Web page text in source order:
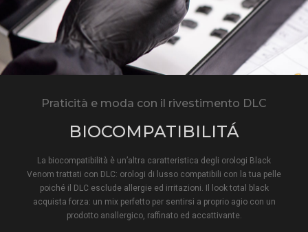
Praticità e moda con il rivestimento DLC
BIOCOMPATIBILITÁ
La biocompatibilità è un’altra caratteristica degli orologi Black
Venom trattati con DLC: orologi di lusso compatibili con la tua pelle
poiché il DLC esclude allergie ed irritazioni. Il look total black
acquista forza: un mix perfetto per sentirsi a proprio agio con un
prodotto anallergico, raffinato ed accattivante.